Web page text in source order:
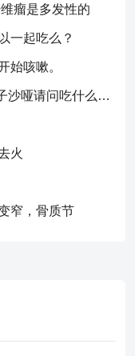
瘤是多发性的
一起吃么？
始咳嗽。
你好，鼻炎犯了，鼻子不通，嗓子沙哑请问吃什么药比较好？
火
窄，骨质节